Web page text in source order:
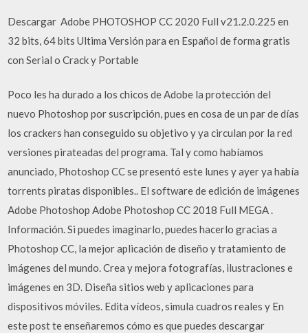
Descargar ️ Adobe PHOTOSHOP CC 2020 Full v21.2.0.225 en
32 bits, 64 bits Ultima Versión para en Español de forma gratis
con Serial o Crack y Portable
Poco les ha durado a los chicos de Adobe la protección del
nuevo Photoshop por suscripción, pues en cosa de un par de días
los crackers han conseguido su objetivo y ya circulan por la red
versiones pirateadas del programa. Tal y como habíamos
anunciado, Photoshop CC se presentó este lunes y ayer ya había
torrents piratas disponibles.. El software de edición de imágenes
Adobe Photoshop Adobe Photoshop CC 2018 Full MEGA .
Información. Si puedes imaginarlo, puedes hacerlo gracias a
Photoshop CC, la mejor aplicación de diseño y tratamiento de
imágenes del mundo. Crea y mejora fotografías, ilustraciones e
imágenes en 3D. Diseña sitios web y aplicaciones para
dispositivos móviles. Edita vídeos, simula cuadros reales y En
este post te enseñaremos cómo es que puedes descargar